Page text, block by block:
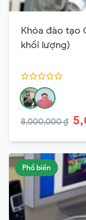
Khóa đào tạo
khối lượng)
8,000,000 ₫
Phổ biến